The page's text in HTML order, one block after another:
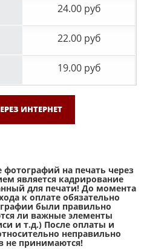
24.00 руб
22.00 руб
19.00 руб
ИНТЕРНЕТ
на печать через
является кадрирование
для печати! До момента
к оплате обязательно
были правильно
ли важные элементы
и т.д.) После оплаты и
неправильно
не принимаются!